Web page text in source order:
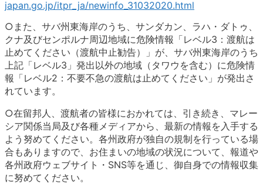
japan.go.jp/itpr_ja/newinfo_31032020.html
○また、サバ州東海岸のうち、サンダカン、ラハ・ダトゥ、
クナ及びセンポルナ周辺地域に危険情報「レベル3：渡航は
止めてください（渡航中止勧告）」が、サバ州東海岸のうち
上記「レベル3」発出以外の地域（タワウを含む）に危険情
報「レベル2：不要不急の渡航は止めてください」が発出さ
れています。
○在留邦人、渡航者の皆様におかれては、引き続き、マレー
シア関係当局及び各種メディアから、最新の情報を入手する
よう努めてください。各州政府が独自の規制を行っている場
合もありますので、お住まいの地域の状況について、報道や
各州政府ウェブサイト・SNS等を通じ、御自身での情報収集
に努めてください。